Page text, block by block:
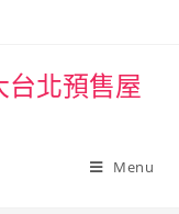
北預售屋
Menu